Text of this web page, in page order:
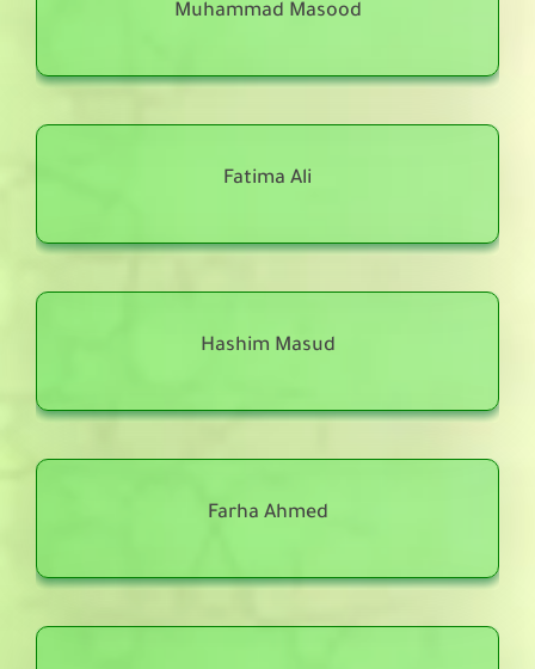
Muhammad Masood
Fatima Ali
Hashim Masud
Farha Ahmed